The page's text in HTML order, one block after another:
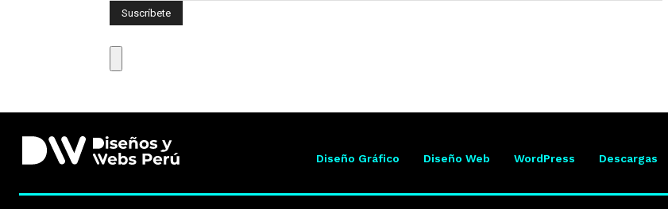
Diseño Gráfico Diseño Web WordPress Descargas